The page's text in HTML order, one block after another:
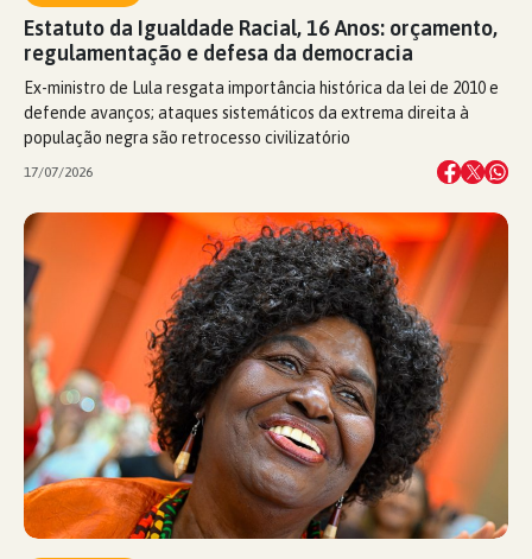
Estatuto da Igualdade Racial, 16 Anos: orçamento,
regulamentação e defesa da democracia
Ex-ministro de Lula resgata importância histórica da lei de 2010 e
defende avanços; ataques sistemáticos da extrema direita à
população negra são retrocesso civilizatório
17/07/2026